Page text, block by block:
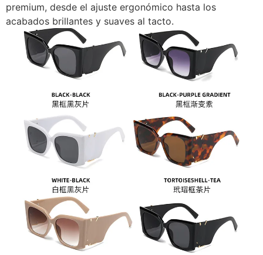
premium, desde el ajuste ergonómico hasta los
acabados brillantes y suaves al tacto.